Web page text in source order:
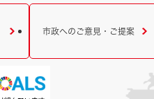
市政へのご意見・ご提案